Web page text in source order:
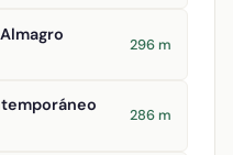
296 m
286 m